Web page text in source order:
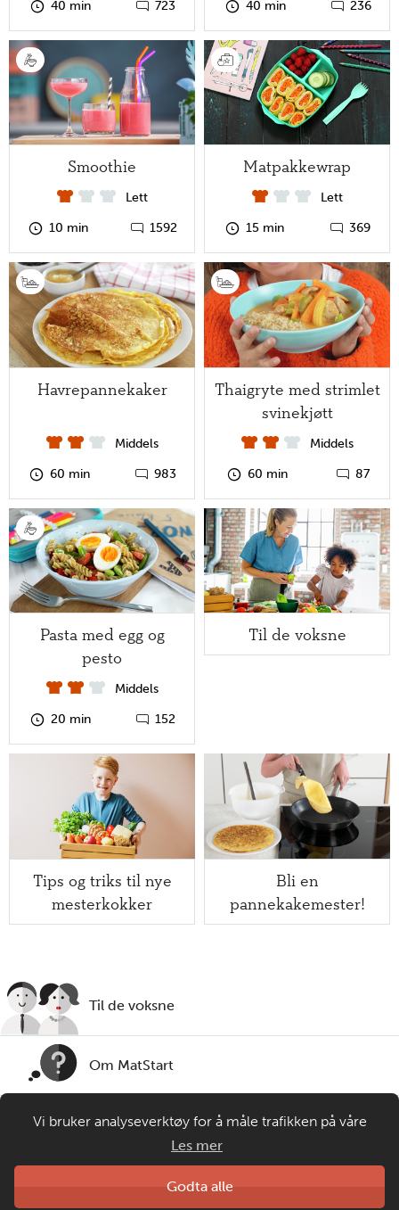
40 min
723
40 min
236
Smoothie
Lett
10 min
1592
Matpakkewrap
Lett
15 min
369
Havrepannekaker
Middels
60 min
983
Thaigryte med strimlet
svinekjøtt
Middels
60 min
87
Pasta med egg og
pesto
Middels
20 min
152
Til de voksne
Tips og triks til nye
mesterkokker
Bli en
pannekakemester!
Til de voksne
Om MatStart
Kontakt oss
Copyright © 2026
Laget av
Matprat
Vi bruker analyseverktøy for å måle trafikken på våre
nettsider. Informasjonskapsler plasseres i din nettleser og
gir oss grunnlag for videreutvikling og drift av våre
tjenester. Om du velger å bruke matprat.no blir
Les mer
Godta alle